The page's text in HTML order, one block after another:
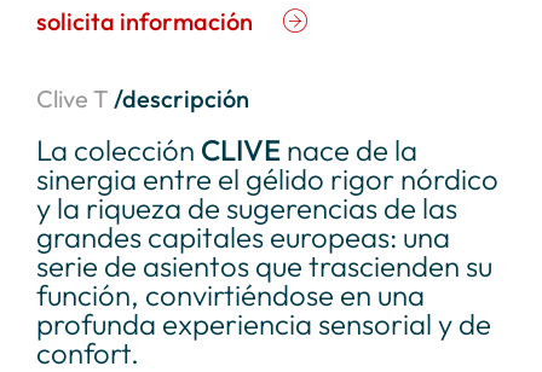
solicita información
Clive T /descripción
La colección CLIVE nace de la
sinergia entre el gélido rigor nórdico
y la riqueza de sugerencias de las
grandes capitales europeas: una
serie de asientos que trascienden su
función, convirtiéndose en una
profunda experiencia sensorial y de
confort.